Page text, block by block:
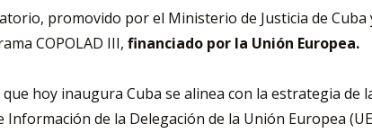
promovido por el Ministerio de Justicia de
COPOLAD III, financiado por la Unión Europea.
hoy inaugura Cuba se alinea con la estrategia
Información de la Delegación de la Unión Europea